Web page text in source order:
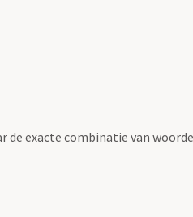
de exacte combinatie van